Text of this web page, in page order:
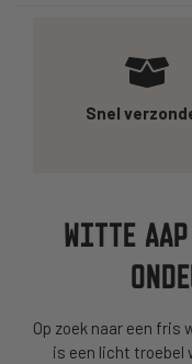
Snel
WITTE
Op zoek naar een fris
is een licht troebel